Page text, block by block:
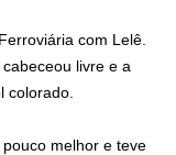
com Lelê.
livre e a
colorado.
melhor e teve